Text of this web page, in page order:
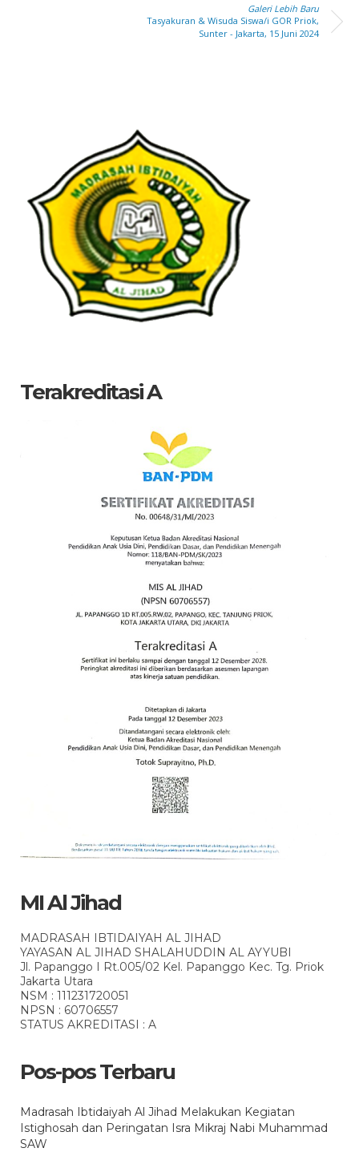
Galeri Lebih Baru
Tasyakuran & Wisuda Siswa/i GOR Priok,
Sunter - Jakarta, 15 Juni 2024
Terakreditasi A
MI Al Jihad
MADRASAH IBTIDAIYAH AL JIHAD
YAYASAN AL JIHAD SHALAHUDDIN AL AYYUBI
Jl. Papanggo I Rt.005/02 Kel. Papanggo Kec. Tg. Priok
Jakarta Utara
NSM : 111231720051
NPSN : 60706557
STATUS AKREDITASI : A
Pos-pos Terbaru
Madrasah Ibtidaiyah Al Jihad Melakukan Kegiatan
Istighosah dan Peringatan Isra Mikraj Nabi Muhammad
SAW